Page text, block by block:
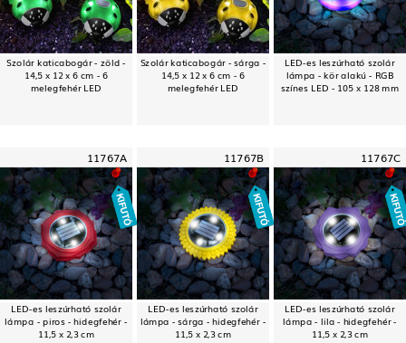
Szolár katicabogár - zöld -
14,5 x 12 x 6 cm - 6
melegfehér LED
Szolár katicabogár - sárga -
14,5 x 12 x 6 cm - 6
melegfehér LED
LED-es leszúrható szolár
lámpa - kör alakú - RGB
színes LED - 105 x 128 mm
11767A
LED-es leszúrható szolár
lámpa - piros - hidegfehér -
11,5 x 2,3 cm
11767B
LED-es leszúrható szolár
lámpa - sárga - hidegfehér -
11,5 x 2,3 cm
11767C
LED-es leszúrható szolár
lámpa - lila - hidegfehér -
11,5 x 2,3 cm